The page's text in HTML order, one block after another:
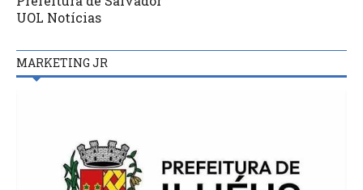
UOL Notícias
MARKETING JR